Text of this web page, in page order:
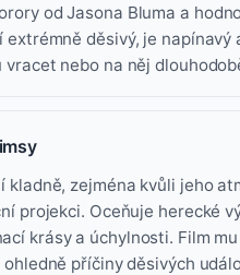
od Jasona Bluma a
extrémně děsivý, je
vracet nebo na něj
kladně, zejména kvůli jeho
projekci. Oceňuje herecké
krásy a úchylnosti. Film
příčiny děsivých